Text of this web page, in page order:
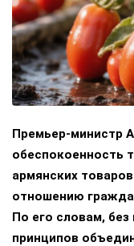
Премьер-министр
обеспокоенность
армянских
отношению
По его словам,
принципов